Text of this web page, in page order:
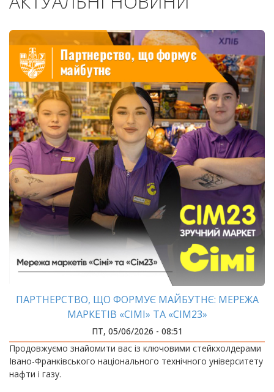
ПАРТНЕРСТВО, ЩО ФОРМУЄ МАЙБУТНЄ: МЕРЕЖА
МАРКЕТІВ «СІМІ» ТА «СІМ23»
ПТ, 05/06/2026 - 08:51
Продовжуємо знайомити вас із ключовими стейкхолдерами
Івано-Франківського національного технічного університету
нафти і газу.